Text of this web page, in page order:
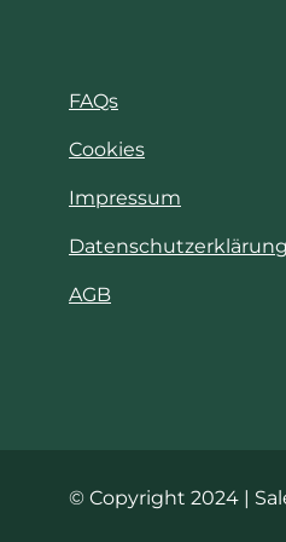
FAQs
Cookies
Impressum
Datenschutzerklärung
AGB
© Copyright 2024 |